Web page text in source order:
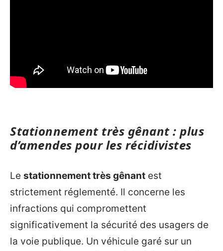
Stationnement très gênant : plus
d’amendes pour les récidivistes
Le stationnement très gênant est
strictement réglementé. Il concerne les
infractions qui compromettent
significativement la sécurité des usagers de
la voie publique. Un véhicule garé sur un